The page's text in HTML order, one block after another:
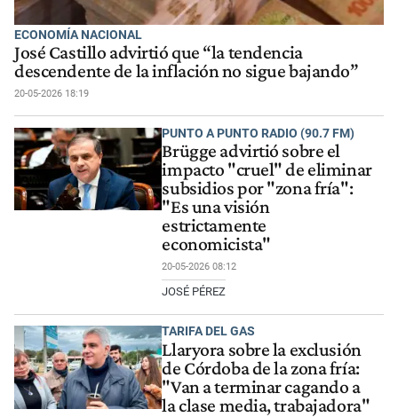
ECONOMÍA NACIONAL
José Castillo advirtió que “la tendencia
descendente de la inflación no sigue bajando”
20-05-2026 18:19
PUNTO A PUNTO RADIO (90.7 FM)
Brügge advirtió sobre el
impacto "cruel" de eliminar
subsidios por "zona fría":
"Es una visión
estrictamente
economicista"
20-05-2026 08:12
JOSÉ PÉREZ
TARIFA DEL GAS
Llaryora sobre la exclusión
de Córdoba de la zona fría:
"Van a terminar cagando a
la clase media, trabajadora"